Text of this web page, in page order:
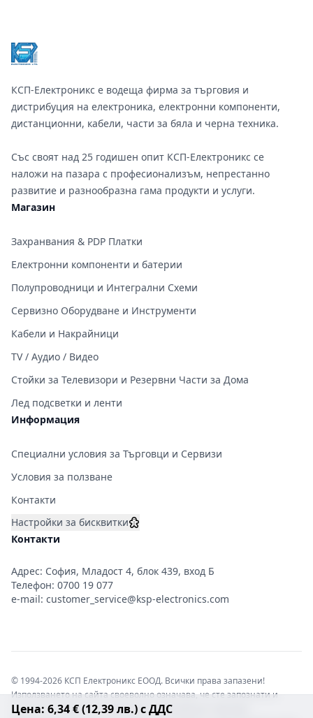
Цена: 6,34 € (12,39 лв.) с ДДС
КСП-Електроникс е водеща фирма за търговия и
дистрибуция на електроника, електронни компоненти,
дистанционни, кабели, части за бяла и черна техника.
Със своят над 25 годишен опит КСП-Електроникс се
наложи на пазара с професионализъм, непрестанно
развитие и разнообразна гама продукти и услуги.
Магазин
Захранвания & PDP Платки
Електронни компоненти и батерии
Полупроводници и Интегрални Схеми
Сервизно Оборудване и Инструменти
Кабели и Накрайници
TV / Аудио / Видео
Стойки за Телевизори и Резервни Части за Дома
Лед подсветки и ленти
Информация
Специални условия за Търговци и Сервизи
Условия за ползване
Контакти
Настройки за бисквитки
Контакти
Адрес: София, Младост 4, блок 439, вход Б
Телефон: 0700 19 077
e-mail: customer_service@ksp-electronics.com
© 1994-2026 КСП Електроникс ЕООД. Всички права запазени!
Използването на сайта своеволно означава, че сте запознати и
съгласни с правната информация обвързваща софтуера.